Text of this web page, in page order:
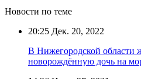
Новости по теме
20:25 Дек. 20, 2022
В Нижегородской области
новорождённую дочь на